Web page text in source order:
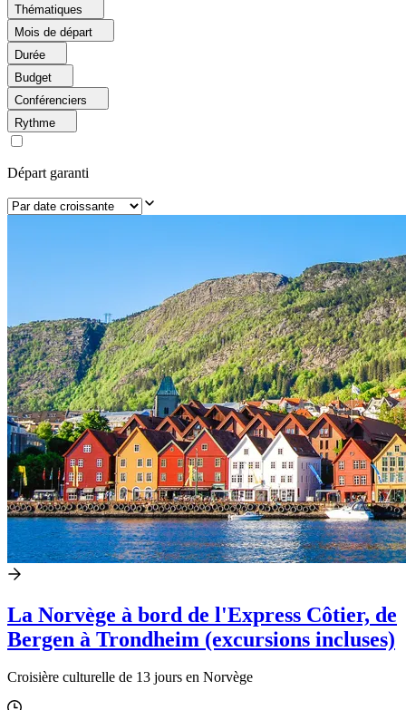
Thématiques
Mois de départ
Durée
Budget
Conférenciers
Rythme
Départ garanti
La Norvège à bord de l'Express Côtier, de
Bergen à Trondheim (excursions incluses)
Croisière culturelle de 13 jours en Norvège